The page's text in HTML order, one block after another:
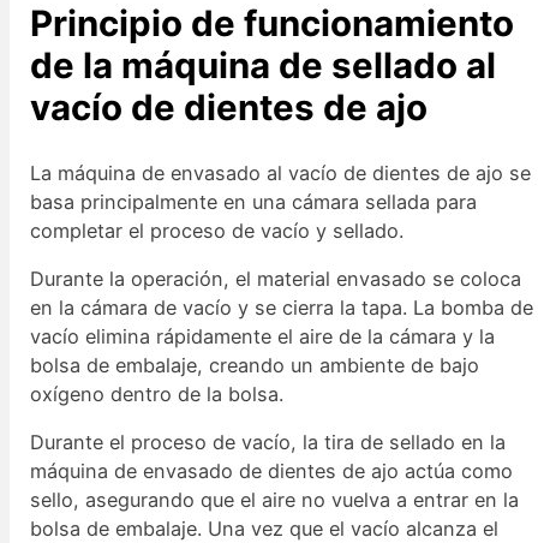
Principio de funcionamiento
de la máquina de sellado al
vacío de dientes de ajo
La máquina de envasado al vacío de dientes de ajo se
basa principalmente en una cámara sellada para
completar el proceso de vacío y sellado.
Durante la operación, el material envasado se coloca
en la cámara de vacío y se cierra la tapa. La bomba de
vacío elimina rápidamente el aire de la cámara y la
bolsa de embalaje, creando un ambiente de bajo
oxígeno dentro de la bolsa.
Durante el proceso de vacío, la tira de sellado en la
máquina de envasado de dientes de ajo actúa como
sello, asegurando que el aire no vuelva a entrar en la
bolsa de embalaje. Una vez que el vacío alcanza el